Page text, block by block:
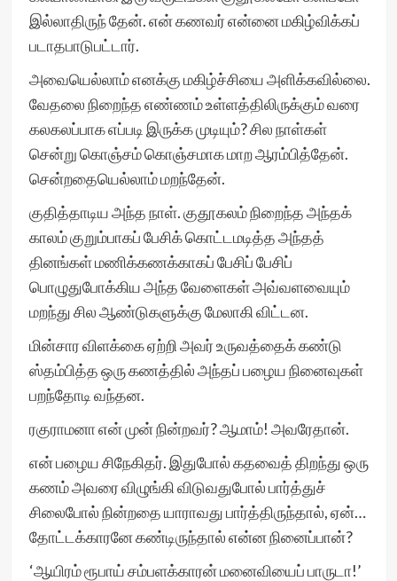
இல்லாதிருந் தேன். என் கணவர் என்னை மகிழ்விக்கப்
படாதபாடுபட்டார்.
அவையெல்லாம் எனக்கு மகிழ்ச்சியை அளிக்கவில்லை.
வேதலை நிறைந்த எண்ணம் உள்ளத்திலிருக்கும் வரை
கலகலப்பாக எப்படி இருக்க முடியும்? சில நாள்கள்
சென்று கொஞ்சம் கொஞ்சமாக மாற ஆரம்பித்தேன்.
சென்றதையெல்லாம் மறந்தேன்.
குதித்தாடிய அந்த நாள். குதூகலம் நிறைந்த அந்தக்
காலம் குறும்பாகப் பேசிக் கொட்டமடித்த அந்தத்
தினங்கள் மணிக்கணக்காகப் பேசிப் பேசிப்
பொழுதுபோக்கிய அந்த வேளைகள் அவ்வளவையும்
மறந்து சில ஆண்டுகளுக்கு மேலாகி விட்டன.
மின்சார விளக்கை ஏற்றி அவர் உருவத்தைக் கண்டு
ஸ்தம்பித்த ஒரு கணத்தில் அந்தப் பழைய நினைவுகள்
பறந்தோடி வந்தன.
ரகுராமனா என் முன் நின்றவர்? ஆமாம்! அவரேதான்.
என் பழைய சிநேகிதர். இதுபோல் கதவைத் திறந்து ஒரு
கணம் அவரை விழுங்கி விடுவதுபோல் பார்த்துச்
சிலைபோல் நின்றதை யாராவது பார்த்திருந்தால், ஏன்…
தோட்டக்காரனே கண்டிருந்தால் என்ன நினைப்பான்?
‘ஆயிரம் ரூபாய் சம்பளக்காரன் மனைவியைப் பாருடா!’